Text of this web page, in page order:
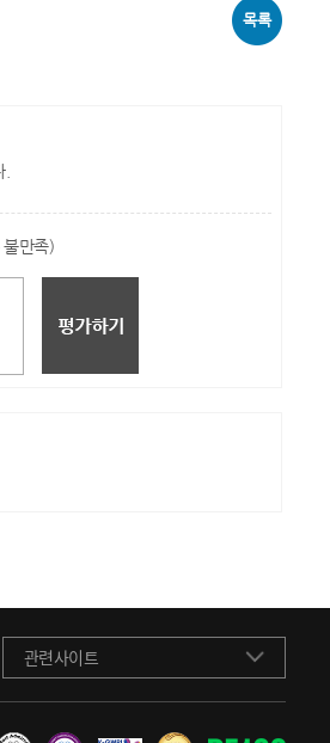
목록
불만족)
관련사이트